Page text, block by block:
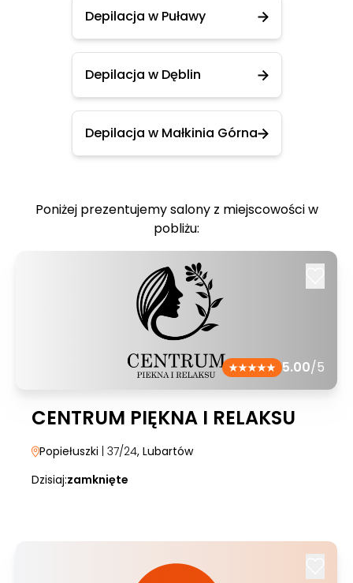
Depilacja w Puławy
Depilacja w Dęblin
Depilacja w Małkinia Górna
Poniżej prezentujemy salony z miejscowości w
pobliżu:
5.00/5
CENTRUM PIĘKNA I RELAKSU
Popiełuszki | 37/24, Lubartów
Dzisiaj:zamknięte